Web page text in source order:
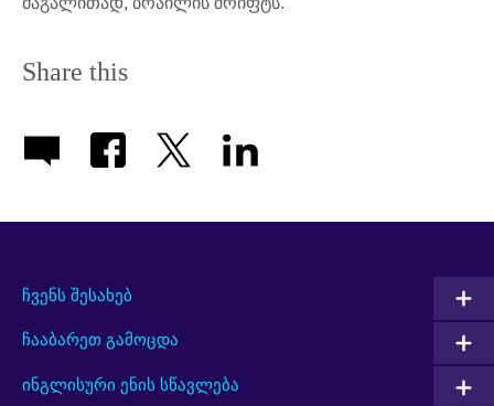
Share this
ჩვენს შესახებ
ჩააბარეთ გამოცდა
ინგლისური ენის სწავლება